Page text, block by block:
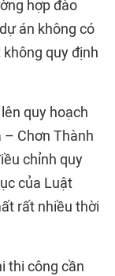
hợp đào
án không có
quy định
quy hoạch
– Chơn Thành
chỉnh quy
của Luật
rất nhiều thời
thi công cần